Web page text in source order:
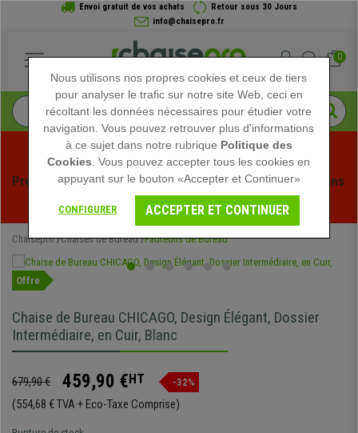
Envoi gratuit de vos achats
Retour sous 30 Jours
info@chaisepro.fr
0
Profitez des soldes d'été chez Chaisepro ! Des réductions
exclusives pour une durée limitée - Voir l'offre
Chaisepro Chaises de Bureau Fauteuils de Bureau
Offre
Chaise de Bureau CHICAGO, Design Élégant, Dossier
Intermédiaire, en Cuir, Blanc
679,90 € 459,90 €HT -32%
(554,68 € TVA + Eco-Taxe Comprise)
Nous utilisons nos propres cookies et ceux de tiers
pour analyser le trafic sur notre site Web, ceci en
récoltant les données nécessaires pour étudier votre
navigation. Vous pouvez retrouver plus d'informations
à ce sujet dans notre rubrique Politique des
Cookies . Vous pouvez accepter tous les cookies en
appuyant sur le bouton «Accepter et Continuer»
CONFIGURER ACCEPTER ET CONTINUER